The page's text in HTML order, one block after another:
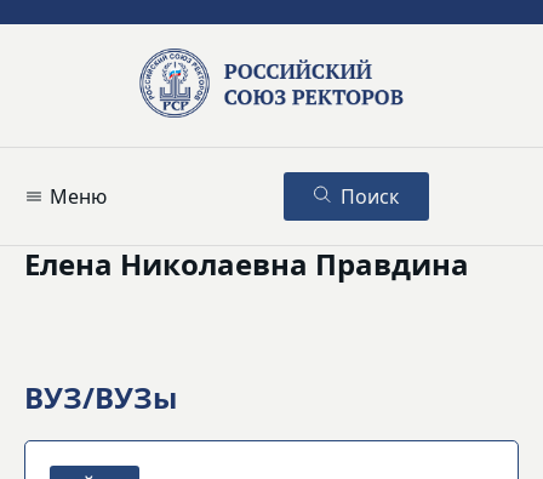
Меню Поиск
Елена Николаевна Правдина
ВУЗ/ВУЗы